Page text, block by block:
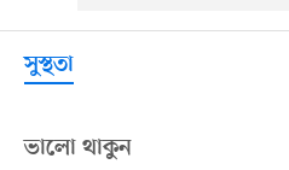
সুস্থতা
ভালো থাকুন